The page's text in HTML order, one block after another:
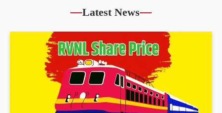
Latest News